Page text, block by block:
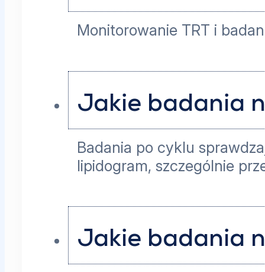
Monitorowanie TRT i
Jakie badania
Badania po cyklu
lipidogram, szczególnie
Jakie badania